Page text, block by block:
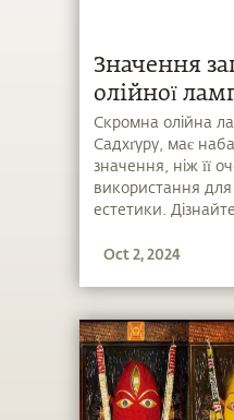
Значення
олійної
Скромна олійна
Садхґуру, має
значення, ніж її
використання для
естетики.
наповнену
Oct 2, 2024